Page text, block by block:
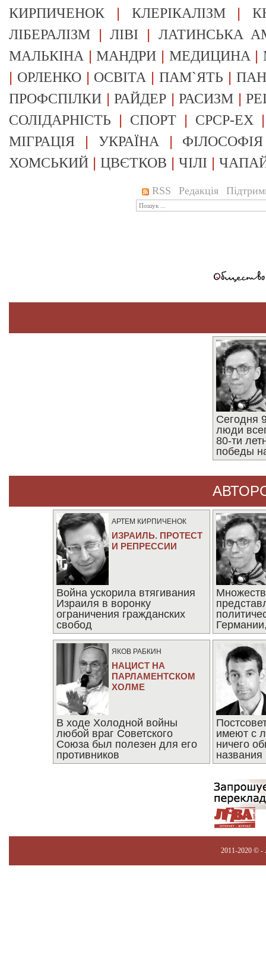
КИРПИЧЕНОК | КЛЕРІКАЛІЗМ|
ЛІБЕРАЛІЗМ |ЛІВІ | ЛАТИНСЬКА
МАЛЬКІНА |МАНДРИ | МЕДИЦИНА |
| ОРЛЕНКО| ОСВІТА |ПАМ`ЯТЬ |
ПРОФСПІЛКИ |РАЙДЕР |РАСИЗМ |
СОЛІДАРНІСТЬ | СПОРТ | СРСР-EX
МІГРАЦІЯ | УКРАЇНА | ФІЛОСОФІЯ
ХОМСЬКИЙ | ЦВЄТКОВ | ЧІЛІ |
RSS Редакція
Сегодня
люди
80-ти
победы
АРТЕМ КИРПИЧЕНОК
ИЗРАИЛЬ. ПРОТЕСТ
И РЕПРЕССИИ
Война ускорила втягивания
Израиля в воронку
ограничения гражданских
свобод
ЯКОВ РАБКИН
НАЦИСТ НА
ПАРЛАМЕНТСКОМ
ХОЛМЕ
В ходе Холодной войны
любой враг Советского
Союза был полезен для его
противников
имеют с
ничего
названия
2011-2020 © -